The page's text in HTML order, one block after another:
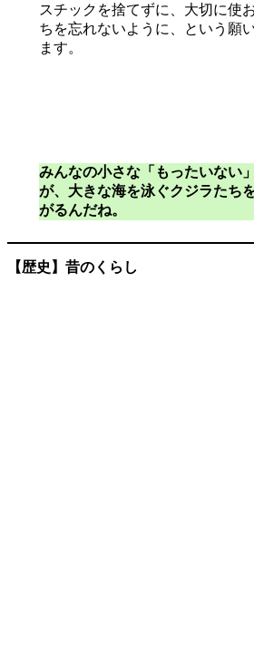
スチックを捨てずに、大切に使
ちを忘れないように、という願
ます。
みんなの小さな「もったいない
が、大きな海を泳ぐクジラたち
がるんだね。
【歴史】昔のくらし